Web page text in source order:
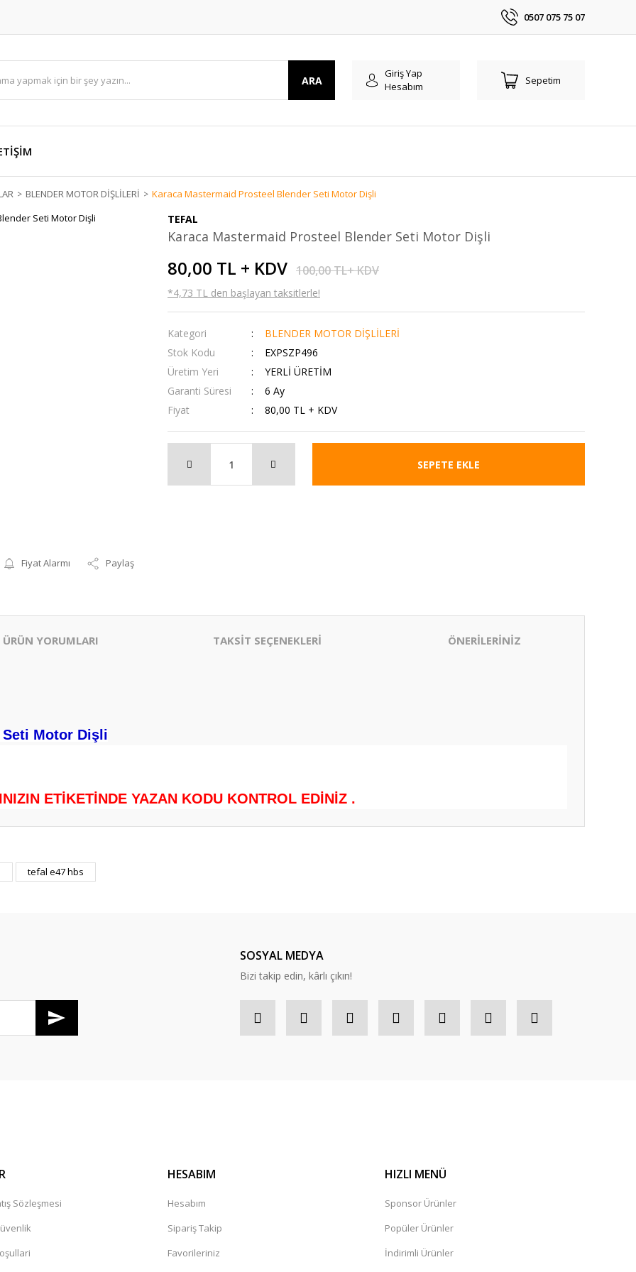
0507 075 75 07
ARA
Giriş Yap
Hesabım
Sepetim
BLENDER MOTOR DİŞLİLERİ Karaca Mastermaid Prosteel Blender Seti Motor Dişli
Fiyat Alarmı Paylaş
TEFAL
Karaca Mastermaid Prosteel Blender Seti Motor Dişli
80,00 TL + KDV 100,00 TL+ KDV
*4,73 TL den başlayan taksitlerle!
Kategori
BLENDER MOTOR DİŞLİLERİ
Stok Kodu
EXPSZP496
Üretim Yeri
YERLİ ÜRETİM
Garanti Süresi
6 Ay
Fiyat
80,00 TL + KDV
SEPETE EKLE
ÜRÜN YORUMLARI TAKSİT SEÇENEKLERİ ÖNERİLERİNİZ
Motor Dişli
ETİKETİNDE YAZAN KODU KONTROL EDİNİZ .
tefal e47 hbs
SOSYAL MEDYA
Bizi takip edin, kârlı çıkın!
Sözleşmesi
HESABIM
Hesabım
Sipariş Takip
Favorileriniz
HIZLI MENÜ
Sponsor Ürünler
Popüler Ürünler
İndirimli Ürünler